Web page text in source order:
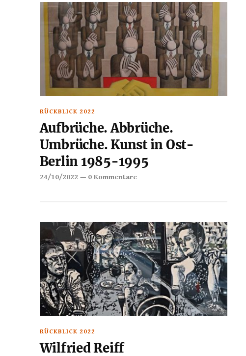
RÜCKBLICK 2022
Aufbrüche. Abbrüche.
Umbrüche. Kunst in Ost-
Berlin 1985-1995
24/10/2022 — 0 Kommentare
RÜCKBLICK 2022
Wilfried Reiff